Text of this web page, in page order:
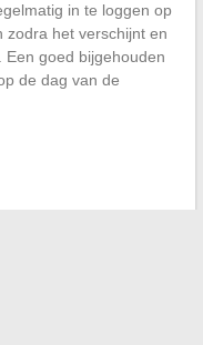
in te loggen op
zodra het verschijnt en
goed bijgehouden
de dag van de